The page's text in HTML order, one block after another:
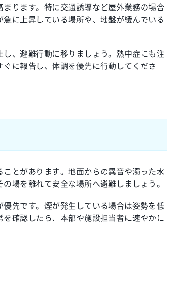
ります。特に交通誘導など屋外業務の場合
に上昇している場所や、地盤が緩んでいる
、避難行動に移りましょう。熱中症にも注
に報告し、体調を優先に行動してくださ
とがあります。地面からの異音や濁った水
場を離れて安全な場所へ避難しましょう。
先です。煙が発生している場合は姿勢を低
確認したら、本部や施設担当者に速やかに